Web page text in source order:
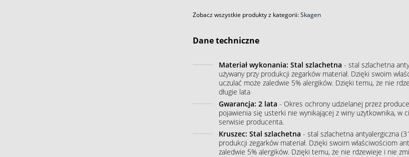
Zobacz wszystkie produkty z kategorii:Skagen
Dane techniczne
Materiał wykonania: Stal szlachetna - stal szlachetna
używany przy produkcji zegarków materiał. Dzięki swoim
uczulać może zaledwie 5% alergików. Dzięki temu, że nie
długie lata
Gwarancja: 2 lata - Okres ochrony udzielanej przez
pojawienia się usterki nie wynikającej z winy użytkownika, w
serwisie producenta.
Kruszec: Stal szlachetna - stal szlachetna antyalergiczna
produkcji zegarków materiał. Dzięki swoim właściwościom
zaledwie 5% alergików. Dzięki temu, że nie rdzewieje i nie